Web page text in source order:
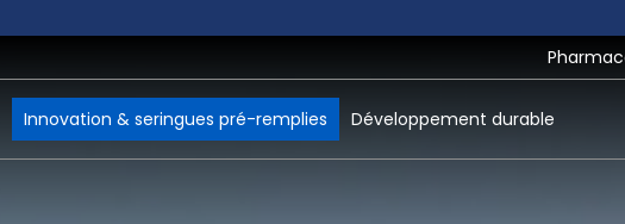
Innovation & seringues pré-remplies Développement durable